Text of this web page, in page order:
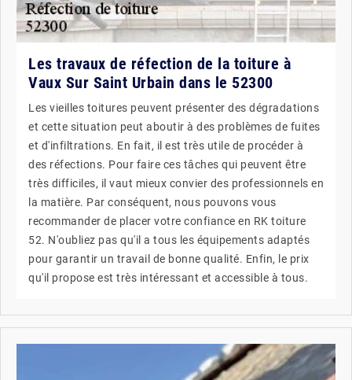
Les travaux de réfection de la toiture à
Vaux Sur Saint Urbain dans le 52300
Les vieilles toitures peuvent présenter des dégradations
et cette situation peut aboutir à des problèmes de fuites
et d'infiltrations. En fait, il est très utile de procéder à
des réfections. Pour faire ces tâches qui peuvent être
très difficiles, il vaut mieux convier des professionnels en
la matière. Par conséquent, nous pouvons vous
recommander de placer votre confiance en RK toiture
52. N'oubliez pas qu'il a tous les équipements adaptés
pour garantir un travail de bonne qualité. Enfin, le prix
qu'il propose est très intéressant et accessible à tous.